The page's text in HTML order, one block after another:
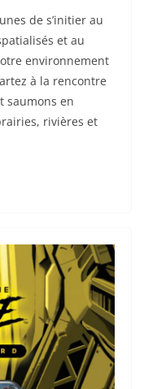
de s’initier au
et au
environnement
à la rencontre
saumons en
rivières et